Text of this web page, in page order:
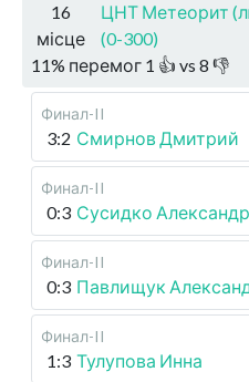
16
місце
ЦНТ Метеорит
(0-300)
11% перемог 1 👍 vs 8 👎
Финал-II
3:2 Смирнов Дмитрий
Финал-II
0:3 Сусидко Александр
Финал-II
0:3 Павлищук
Финал-II
1:3 Тулупова Инна